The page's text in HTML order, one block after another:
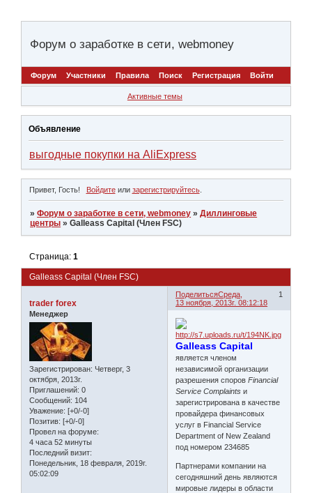
Форум о заработке в сети, webmoney
Форум Участники Правила Поиск Регистрация Войти
Активные темы
Объявление
выгодные покупки на AliExpress
Привет, Гость! Войдитеили зарегистрируйтесь.
»Форум о заработке в сети, webmoney »Диллинговые
центры »Galleass Capital (Член FSC)
Galleass Capital (Член FSC)
Страница:1
Поделиться 1
Среда,
13 ноября, 2013г. 08:12:18
trader forex
Менеджер
Зарегистрирован: Четверг, 3
октября, 2013г.
Приглашений: 0
Сообщений: 104
Уважение: [+0/-0]
Позитив: [+0/-0]
Провел на форуме:
4 часа 52 минуты
Последний визит:
Понедельник, 18 февраля, 2019г.
05:02:09
Galleass Capital
является членом
независимой организации
разрешения споровFinancial
Service Complaints и
зарегистрирована в качестве
провайдера финансовых
услуг в Financial Service
Department of New Zealand
под номером 234685
Партнерами компании на
сегодняшний день являются
мировые лидеры в области